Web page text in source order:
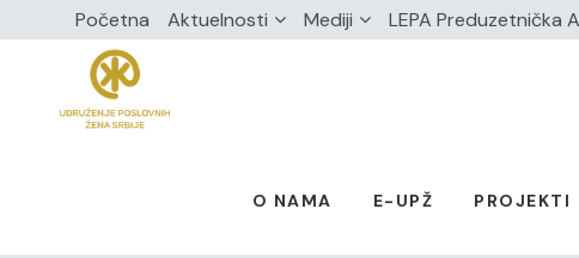
Početna Aktuelnosti Mediji LEPA Preduzetnička
O NAMA E-UPŽ PROJEKTI